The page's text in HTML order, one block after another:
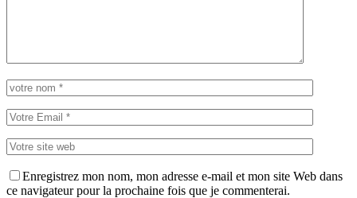
Enregistrez mon nom, mon adresse e-mail et mon site Web dans
ce navigateur pour la prochaine fois que je commenterai.